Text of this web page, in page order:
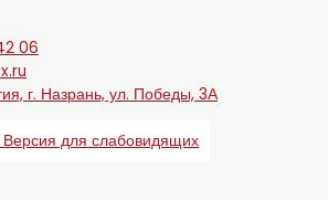
06
г. Назрань, ул. Победы, 3А
Версия для слабовидящих